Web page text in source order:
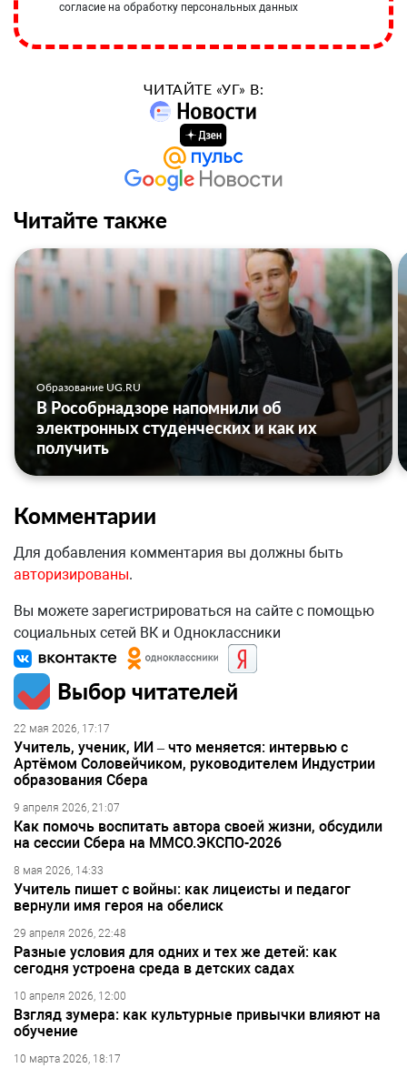
согласие на обработку персональных данных
ЧИТАЙТЕ «УГ» В:
Читайте также
Образование UG.RU
В Рособрнадзоре напомнили об
электронных студенческих и как их
получить
Комментарии
Для добавления комментария вы должны быть
авторизированы.
Вы можете зарегистрироваться на сайте с помощью
социальных сетей ВК и Одноклассники
Выбор читателей
22 мая 2026, 17:17
Учитель, ученик, ИИ – что меняется: интервью с
Артёмом Соловейчиком, руководителем Индустрии
образования Сбера
9 апреля 2026, 21:07
Как помочь воспитать автора своей жизни, обсудили
на сессии Сбера на ММСО.ЭКСПО-2026
8 мая 2026, 14:33
Учитель пишет с войны: как лицеисты и педагог
вернули имя героя на обелиск
29 апреля 2026, 22:48
Разные условия для одних и тех же детей: как
сегодня устроена среда в детских садах
10 апреля 2026, 12:00
Взгляд зумера: как культурные привычки влияют на
обучение
10 марта 2026, 18:17